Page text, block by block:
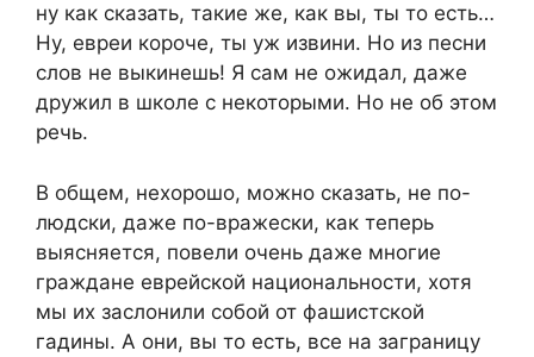
ну как сказать, такие же, как вы, ты то есть…
Ну, евреи короче, ты уж извини. Но из песни
слов не выкинешь! Я сам не ожидал, даже
дружил в школе с некоторыми. Но не об этом
речь.
В общем, нехорошо, можно сказать, не по-
людски, даже по-вражески, как теперь
выясняется, повели очень даже многие
граждане еврейской национальности, хотя
мы их заслонили собой от фашистской
гадины. А они, вы то есть, все на заграницу